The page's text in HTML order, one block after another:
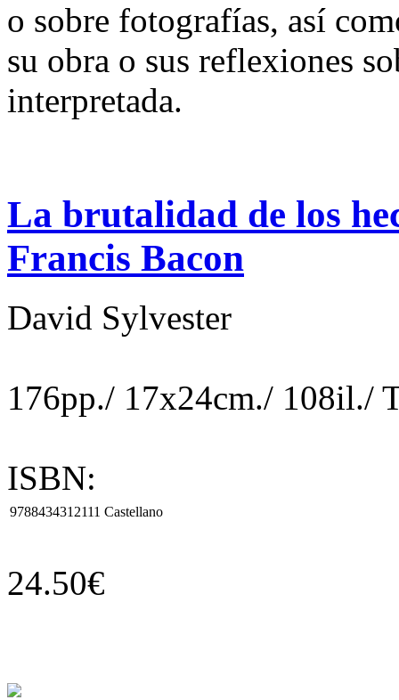
o sobre fotografías, así
su obra o sus reflexiones
interpretada.
La brutalidad de los
Francis Bacon
David Sylvester
176pp./ 17x24cm./ 108il./
ISBN:
9788434312111 Castellano
24.50€